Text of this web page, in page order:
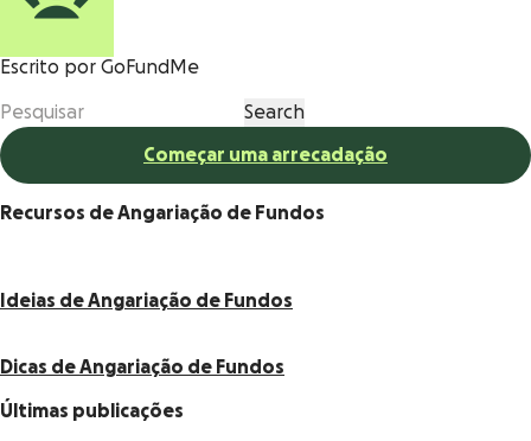
Escrito por GoFundMe
Começar uma arrecadação
Recursos de Angariação de Fundos
Ideias de Angariação de Fundos
Dicas de Angariação de Fundos
Últimas publicações